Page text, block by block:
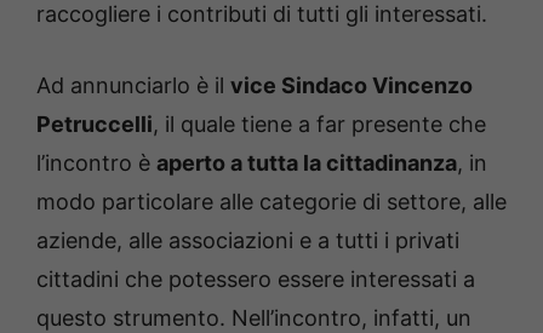
raccogliere i contributi di tutti gli interessati.
Ad annunciarlo è il vice Sindaco Vincenzo
Petruccelli, il quale tiene a far presente che
l’incontro è aperto a tutta la cittadinanza, in
modo particolare alle categorie di settore, alle
aziende, alle associazioni e a tutti i privati
cittadini che potessero essere interessati a
questo strumento. Nell’incontro, infatti, un